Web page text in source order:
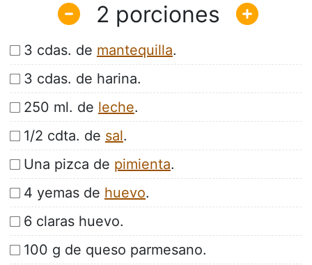
2
3 cdas. de mantequilla.
3 cdas. de harina.
250 ml. de leche.
1/2 cdta. de sal.
Una pizca de pimienta.
4 yemas de huevo.
6 claras huevo.
100 g de queso parmesano.